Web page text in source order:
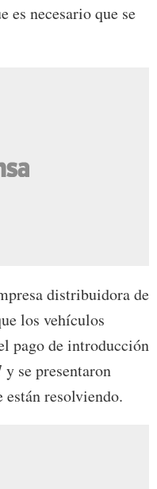
necesario que se
distribuidora de
los vehículos
pago de introducción
se presentaron
están resolviendo.